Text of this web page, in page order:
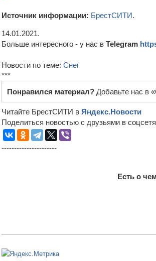
Источник информации: БрестСИТИ.
14.01.2021.
Больше интересного - у нас в Telegram
Новости по теме: Снег
***
Понравился материал? Добавьте нас в
Читайте БрестСИТИ в Яндекс.Новости
Поделиться новостью с друзьями в
----------------------
Есть о